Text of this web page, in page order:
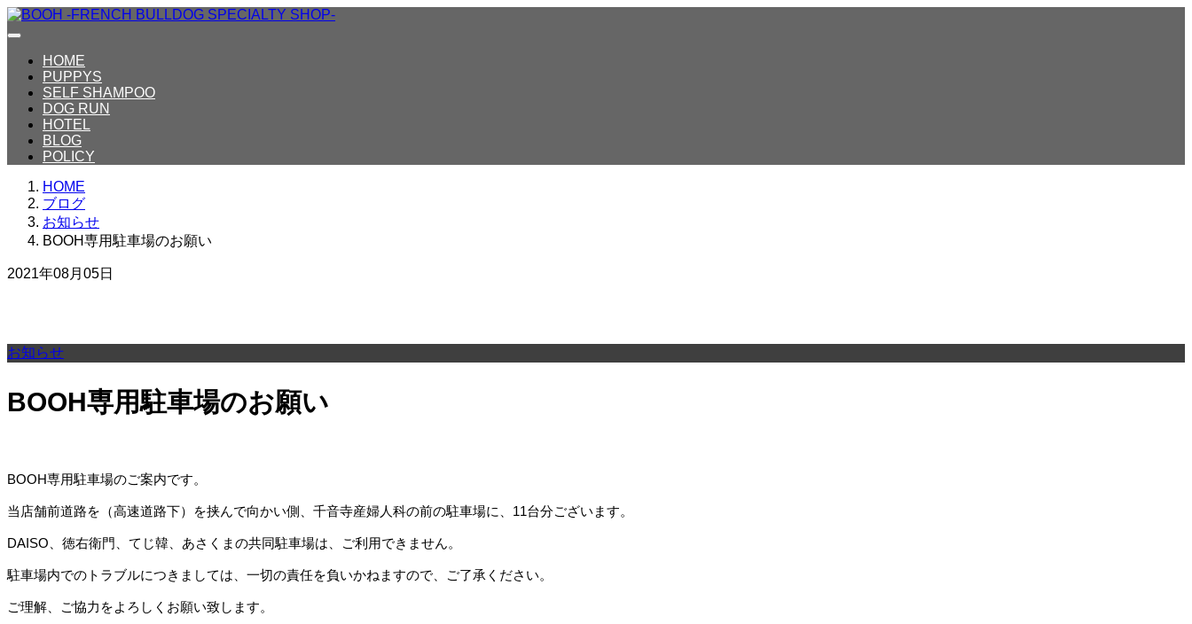
HOME
PUPPYS
SELF SHAMPOO
DOG RUN
HOTEL
BLOG
POLICY
HOME
ブログ
お知らせ
BOOH専用駐車場のお願い
2021年08月05日
お知らせ
BOOH専用駐車場のお願い
BOOH専用駐車場のご案内です。
当店舗前道路を（高速道路下）を挟んで向かい側、千音寺産婦人科の前の駐車場に、11台分ございます。
DAISO、徳右衛門、てじ韓、あさくまの共同駐車場は、ご利用できません。
駐車場内でのトラブルにつきましては、一切の責任を負いかねますので、ご了承ください。
ご理解、ご協力をよろしくお願い致します。